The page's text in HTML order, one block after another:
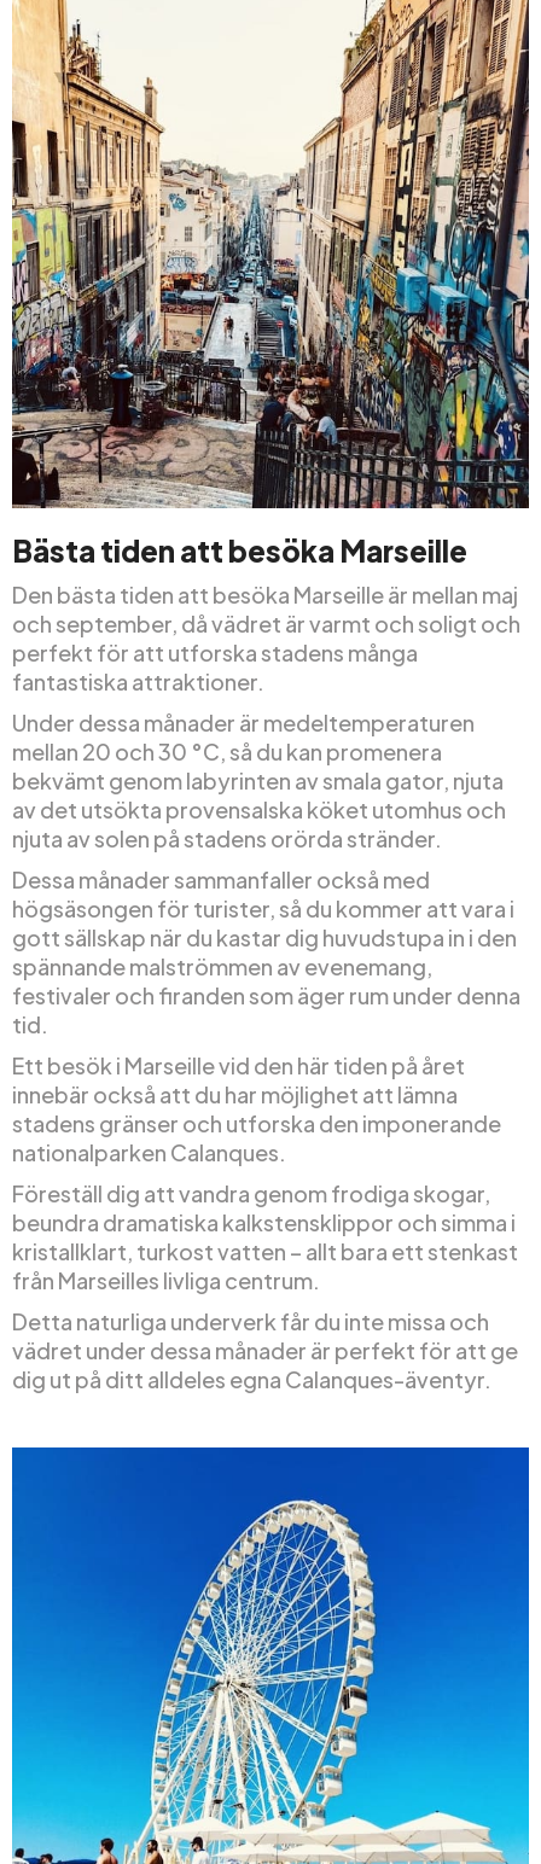
Bästa tiden att besöka Marseille
Den bästa tiden att besöka Marseille är mellan maj
och september, då vädret är varmt och soligt och
perfekt för att utforska stadens många
fantastiska attraktioner.
Under dessa månader är medeltemperaturen
mellan 20 och 30 °C, så du kan promenera
bekvämt genom labyrinten av smala gator, njuta
av det utsökta provensalska köket utomhus och
njuta av solen på stadens orörda stränder.
Dessa månader sammanfaller också med
högsäsongen för turister, så du kommer att vara i
gott sällskap när du kastar dig huvudstupa in i den
spännande malströmmen av evenemang,
festivaler och firanden som äger rum under denna
tid.
Ett besök i Marseille vid den här tiden på året
innebär också att du har möjlighet att lämna
stadens gränser och utforska den imponerande
nationalparken Calanques.
Föreställ dig att vandra genom frodiga skogar,
beundra dramatiska kalkstensklippor och simma i
kristallklart, turkost vatten – allt bara ett stenkast
från Marseilles livliga centrum.
Detta naturliga underverk får du inte missa och
vädret under dessa månader är perfekt för att ge
dig ut på ditt alldeles egna Calanques-äventyr.